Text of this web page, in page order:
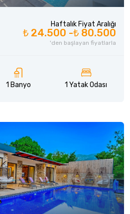
Haftalık Fiyat Aralığı
₺ 24.500 -₺ 80.500
'den başlayan fiyatlarla
1 Banyo 1 Yatak Odası